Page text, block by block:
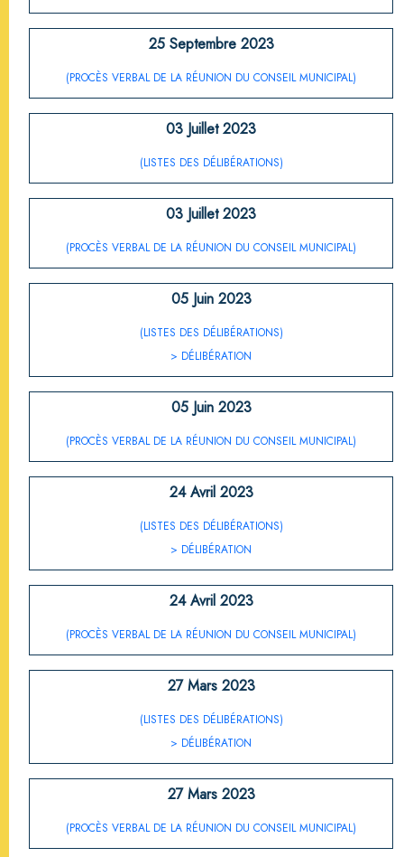
25 Septembre 2023
(PROCÈS VERBAL DE LA RÉUNION DU CONSEIL MUNICIPAL)
03 Juillet 2023
(LISTES DES DÉLIBÉRATIONS)
03 Juillet 2023
(PROCÈS VERBAL DE LA RÉUNION DU CONSEIL MUNICIPAL)
05 Juin 2023
(LISTES DES DÉLIBÉRATIONS)
> DÉLIBÉRATION
05 Juin 2023
(PROCÈS VERBAL DE LA RÉUNION DU CONSEIL MUNICIPAL)
24 Avril 2023
(LISTES DES DÉLIBÉRATIONS)
> DÉLIBÉRATION
24 Avril 2023
(PROCÈS VERBAL DE LA RÉUNION DU CONSEIL MUNICIPAL)
27 Mars 2023
(LISTES DES DÉLIBÉRATIONS)
> DÉLIBÉRATION
27 Mars 2023
(PROCÈS VERBAL DE LA RÉUNION DU CONSEIL MUNICIPAL)